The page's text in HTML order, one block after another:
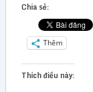
Chia sẻ:
Thêm
Thích điều này: